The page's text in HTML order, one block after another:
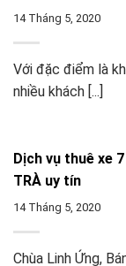
14 Tháng 5, 2020
Với đặc điểm là
nhiều khách [...]
Dịch vụ thuê xe
TRÀ uy tín
14 Tháng 5, 2020
Chùa Linh Ứng,